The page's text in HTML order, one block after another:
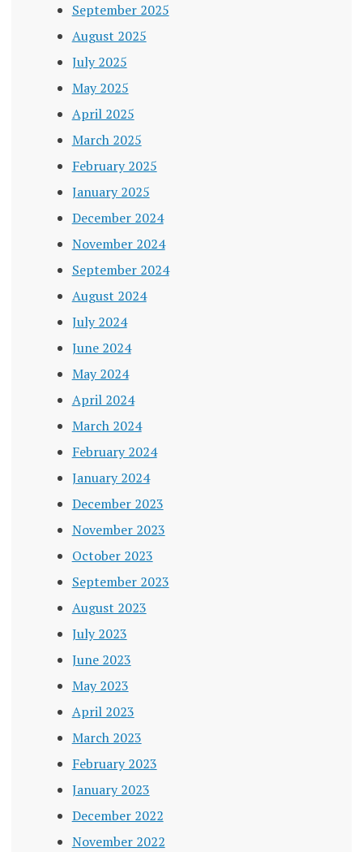
September 2025
August 2025
July 2025
May 2025
April 2025
March 2025
February 2025
January 2025
December 2024
November 2024
September 2024
August 2024
July 2024
June 2024
May 2024
April 2024
March 2024
February 2024
January 2024
December 2023
November 2023
October 2023
September 2023
August 2023
July 2023
June 2023
May 2023
April 2023
March 2023
February 2023
January 2023
December 2022
November 2022